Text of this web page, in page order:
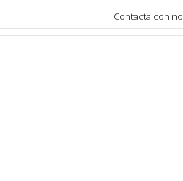
Contacta con